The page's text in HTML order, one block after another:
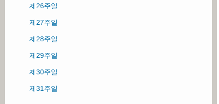
제26주일
제27주일
제28주일
제29주일
제30주일
제31주일